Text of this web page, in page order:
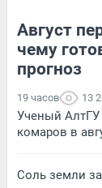
Август
чему
прогноз
19 часов 13
Ученый АлтГУ
комаров в
Соль земли